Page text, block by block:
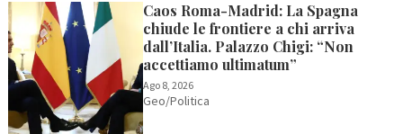
Caos Roma-Madrid: La Spagna
chiude le frontiere a chi arriva
dall’Italia. Palazzo Chigi: “Non
accettiamo ultimatum”
Ago 8, 2026
Geo/Politica